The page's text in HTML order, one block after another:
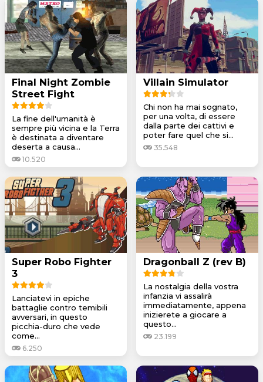
Final Night Zombie
Street Fight
La fine dell'umanità è
sempre più vicina e la Terra
è destinata a diventare
deserta a causa...
10.520
Villain Simulator
Chi non ha mai sognato,
per una volta, di essere
dalla parte dei cattivi e
poter fare quel che si...
35.548
Super Robo Fighter
3
Lanciatevi in epiche
battaglie contro temibili
avversari, in questo
picchia-duro che vede
come...
6.250
Dragonball Z (rev B)
La nostalgia della vostra
infanzia vi assalirà
immediatamente, appena
inizierete a giocare a
questo...
23.199